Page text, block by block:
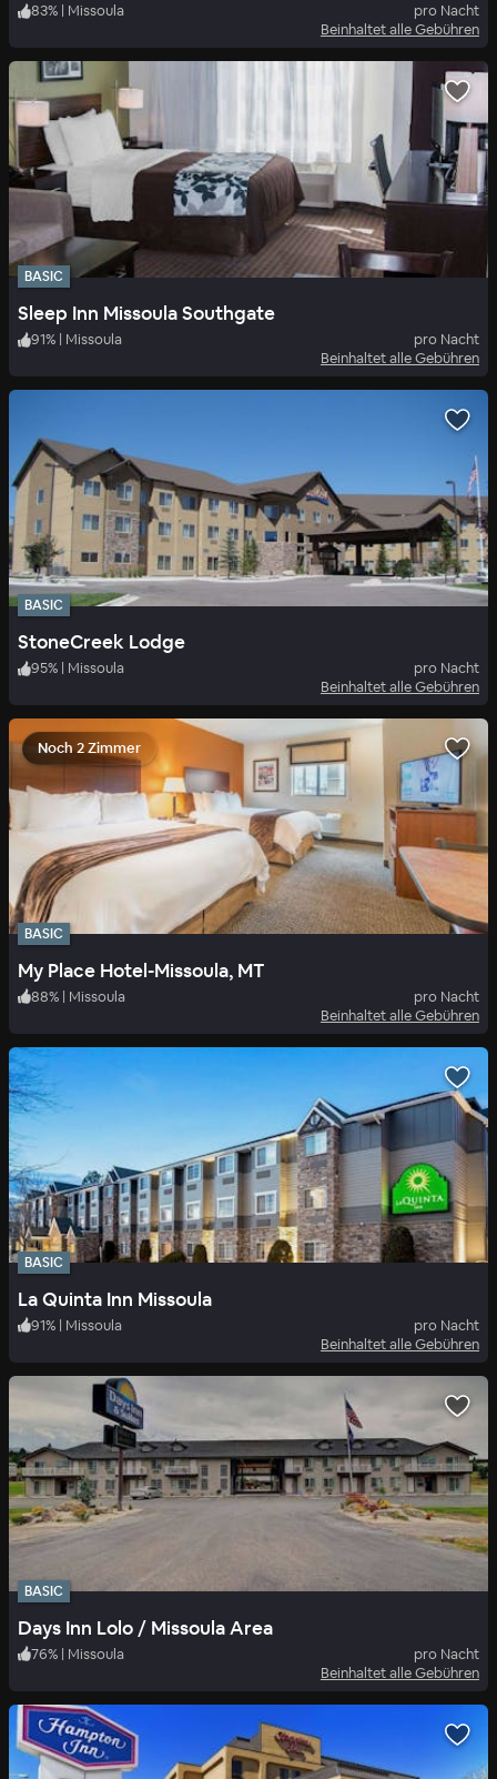
83% | Missoula
pro Nacht
Beinhaltet alle Gebühren
BASIC
Sleep Inn Missoula Southgate
91% | Missoula
pro Nacht
Beinhaltet alle Gebühren
BASIC
StoneCreek Lodge
95% | Missoula
pro Nacht
Beinhaltet alle Gebühren
Noch 2 Zimmer
BASIC
My Place Hotel-Missoula, MT
88% | Missoula
pro Nacht
Beinhaltet alle Gebühren
BASIC
La Quinta Inn Missoula
91% | Missoula
pro Nacht
Beinhaltet alle Gebühren
BASIC
Days Inn Lolo / Missoula Area
76% | Missoula
pro Nacht
Beinhaltet alle Gebühren